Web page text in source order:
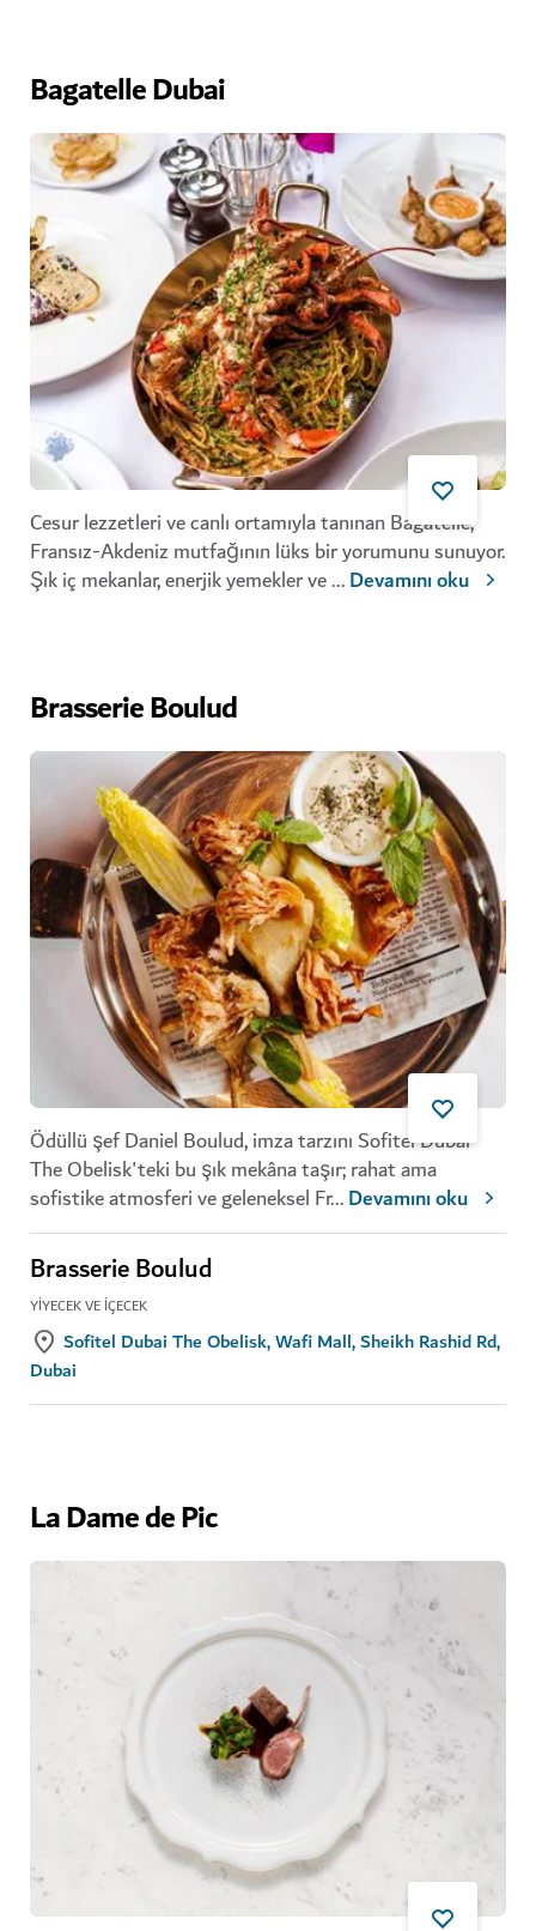
Bagatelle Dubai
Cesur lezzetleri ve canlı ortamıyla tanınan Bagatelle,
Fransız-Akdeniz mutfağının lüks bir yorumunu sunuyor.
Şık iç mekanlar, enerjik yemekler ve...Devamını oku
Brasserie Boulud
Ödüllü şef Daniel Boulud, imza tarzını Sofitel Dubai
The Obelisk'teki bu şık mekâna taşır; rahat ama
sofistike atmosferi ve geleneksel Fr...Devamını oku
Brasserie Boulud
YIYECEK VE İÇECEK
Sofitel Dubai The Obelisk, Wafi Mall, Sheikh Rashid Rd,
Dubai
La Dame de Pic